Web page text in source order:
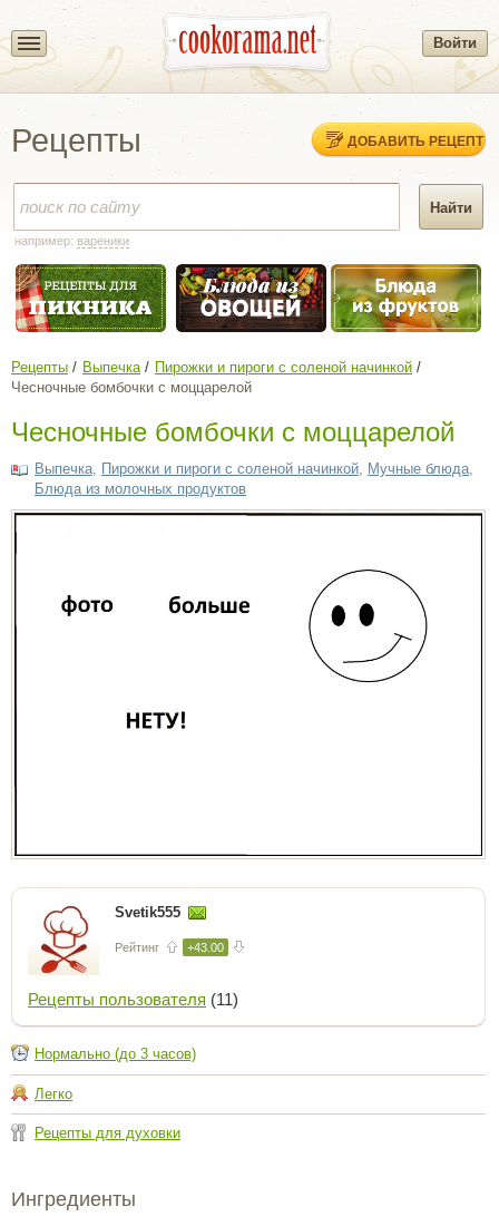
Войти
Рецепты ДОБАВИТЬ РЕЦЕПТ
например: вареники
Рецепты Выпечка
Пирожки и пироги с соленой начинкой
Чесночные бомбочки с моццарелой
Чесночные бомбочки с моццарелой
Выпечка Пирожки и пироги с соленой начинкой Мучные блюда
Блюда из молочных продуктов
Svetik555
Рейтинг +43.00
Рецепты пользователя (11)
Нормально (до 3 часов)
Легко
Рецепты для духовки
Ингредиенты